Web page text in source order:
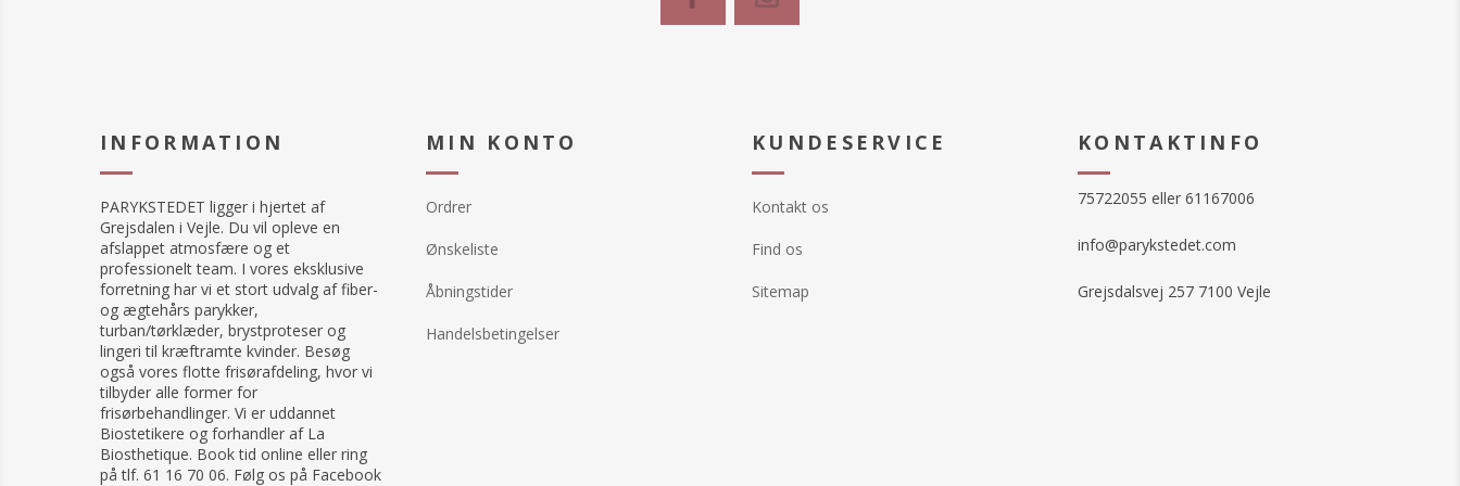
INFORMATION
PARYKSTEDET ligger i hjertet af
Grejsdalen i Vejle. Du vil opleve en
afslappet atmosfære og et
professionelt team. I vores eksklusive
forretning har vi et stort udvalg af fiber-
og ægtehårs parykker,
turban/tørklæder, brystproteser og
lingeri til kræftramte kvinder. Besøg
også vores flotte frisørafdeling, hvor vi
tilbyder alle former for
frisørbehandlinger. Vi er uddannet
Biostetikere og forhandler af La
Biosthetique. Book tid online eller ring
på tlf. 61 16 70 06. Følg os på Facebook
MIN KONTO
Ordrer
Ønskeliste
Åbningstider
Handelsbetingelser
KUNDESERVICE
Kontakt os
Find os
Sitemap
KONTAKTINFO
75722055 eller 61167006
info@parykstedet.com
Grejsdalsvej 257 7100 Vejle